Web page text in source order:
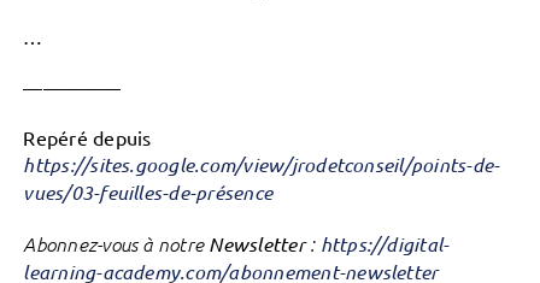
—————
Repéré depuis
https://sites.google.com/view/jrodetconseil/points-de-
vues/03-feuilles-de-présence
Abonnez-vous à notre Newsletter: https://digital-
learning-academy.com/abonnement-newsletter